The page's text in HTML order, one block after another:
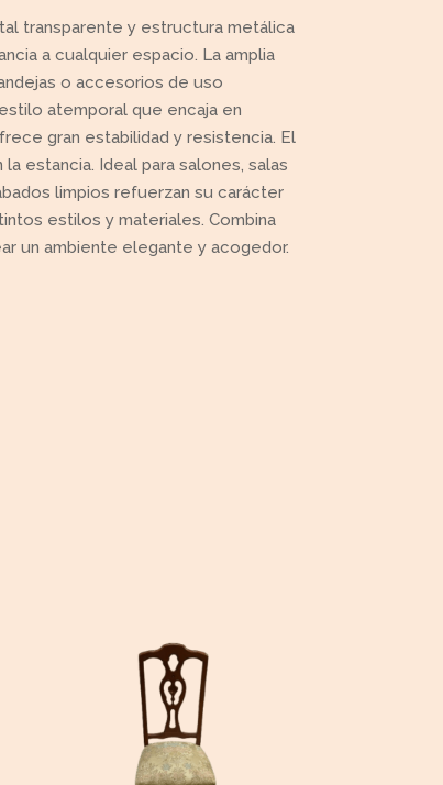
transparente y estructura metálica
a cualquier espacio. La amplia
o accesorios de uso
atemporal que encaja en
gran estabilidad y resistencia. El
estancia. Ideal para salones, salas
limpios refuerzan su carácter
estilos y materiales. Combina
un ambiente elegante y acogedor.